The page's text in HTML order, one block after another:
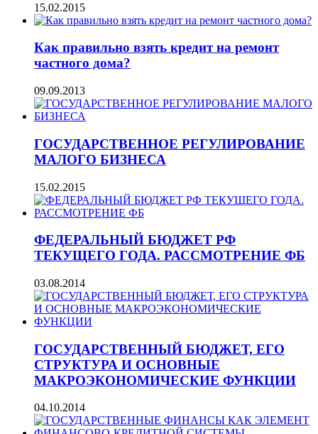
15.02.2015
Как правильно взять кредит на ремонт
частного дома?
09.09.2013
ГОСУДАРСТВЕННОЕ РЕГУЛИРОВАНИЕ
МАЛОГО БИЗНЕСА
15.02.2015
ФЕДЕРАЛЬНЫЙ БЮДЖЕТ РФ
ТЕКУЩЕГО ГОДА. РАССМОТРЕНИЕ ФБ
03.08.2014
ГОСУДАРСТВЕННЫЙ БЮДЖЕТ, ЕГО
СТРУКТУРА И ОСНОВНЫЕ
МАКРОЭКОНОМИЧЕСКИЕ ФУНКЦИИ
04.10.2014